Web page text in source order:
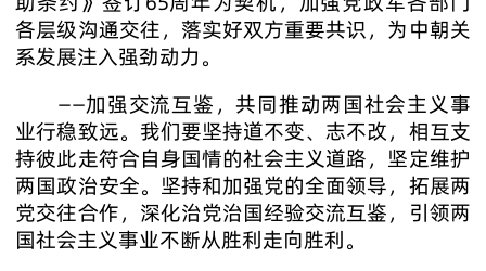
各层级沟通交往，落实好双方重要共识，为中朝关
系发展注入强劲动力。
——加强交流互鉴，共同推动两国社会主义事
业行稳致远。我们要坚持道不变、志不改，相互支
持彼此走符合自身国情的社会主义道路，坚定维护
两国政治安全。坚持和加强党的全面领导，拓展两
党交往合作，深化治党治国经验交流互鉴，引领两
国社会主义事业不断从胜利走向胜利。